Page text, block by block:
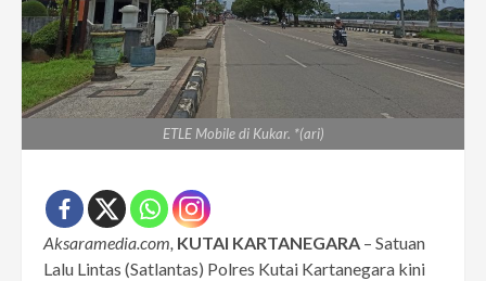
ETLE Mobile di Kukar. *(ari)
Aksaramedia.com, KUTAI KARTANEGARA – Satuan
Lalu Lintas (Satlantas) Polres Kutai Kartanegara kini